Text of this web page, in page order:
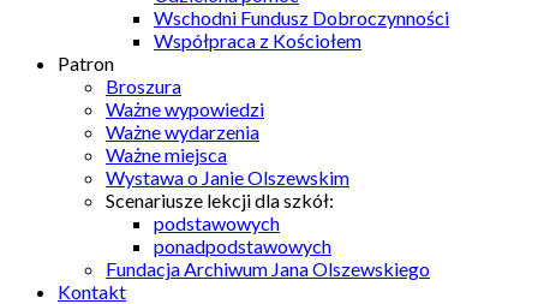
Wschodni Fundusz Dobroczynności
Współpraca z Kościołem
Patron
Broszura
Ważne wypowiedzi
Ważne wydarzenia
Ważne miejsca
Wystawa o Janie Olszewskim
Scenariusze lekcji dla szkół:
podstawowych
ponadpodstawowych
Fundacja Archiwum Jana Olszewskiego
Kontakt